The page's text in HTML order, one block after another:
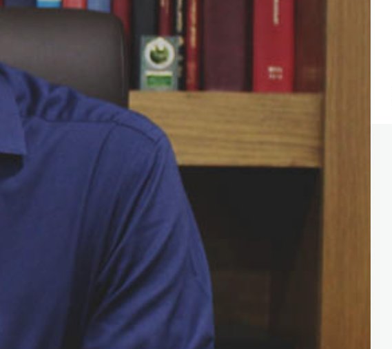
AGOSTO 9, 2023
Mucho más que nombres 5 |
Pr. Gilberto Gutiérrez |
09/ago/2023